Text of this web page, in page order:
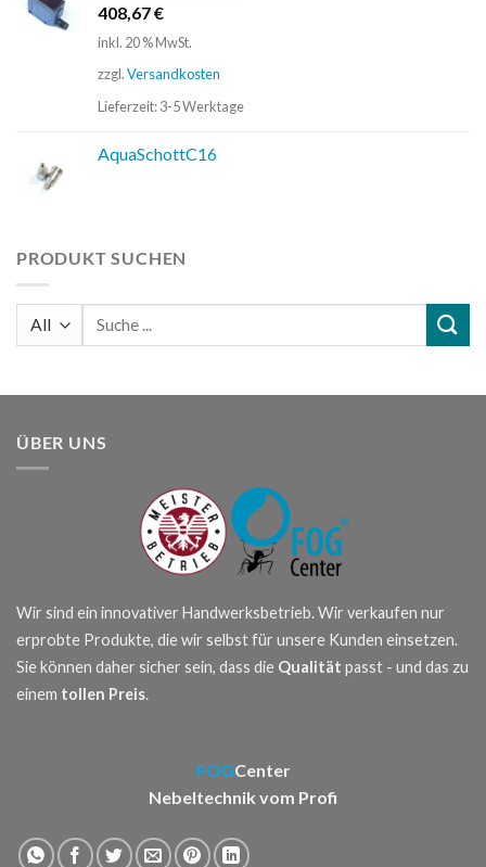
408,67€
inkl. 20 % MwSt.
zzgl.Versandkosten
Lieferzeit:3-5 Werktage
AquaSchottC16
PRODUKT SUCHEN
Suchen
ÜBER UNS
Wir sind ein innovativer Handwerksbetrieb. Wir verkaufen nur
erprobte Produkte, die wir selbst für unsere Kunden einsetzen.
Sie können daher sicher sein, dass die Qualität passt - und das zu
einem tollen Preis.
FOGCenter
Nebeltechnik vom Profi